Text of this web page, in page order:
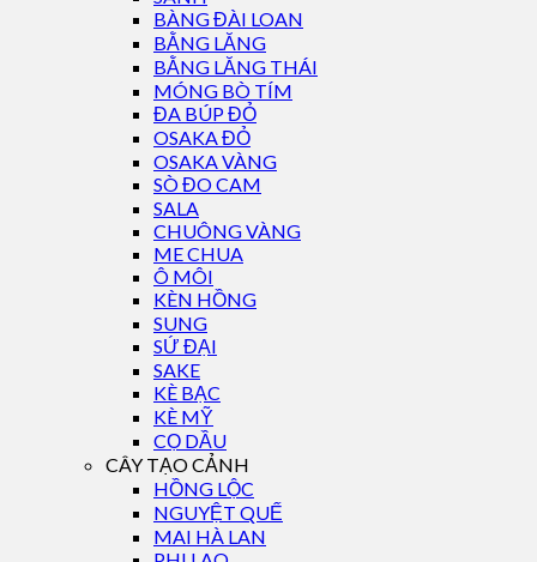
BÀNG ĐÀI LOAN
BẰNG LĂNG
BẰNG LĂNG THÁI
MÓNG BÒ TÍM
ĐA BÚP ĐỎ
OSAKA ĐỎ
OSAKA VÀNG
SÒ ĐO CAM
SALA
CHUÔNG VÀNG
ME CHUA
Ô MÔI
KÈN HỒNG
SUNG
SỨ ĐẠI
SAKE
KÈ BẠC
KÈ MỸ
CỌ DẦU
CÂY TẠO CẢNH
HỒNG LỘC
NGUYỆT QUẾ
MAI HÀ LAN